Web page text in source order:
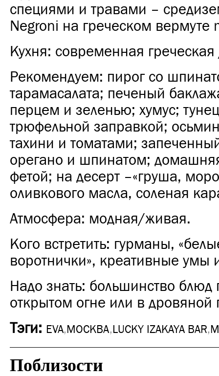
специями и травами –
Negroni на греческом вермуте
Кухня: современная
Рекомендуем: пирог со
тарамасалата; печеный
перцем и зеленью; хумус;
трюфельной заправкой;
тахини и томатами;
орегано и шпинатом;
фетой; на десерт –«груша,
оливкового масла, соленая
Атмосфера: модная/живая.
Кого встретить: гурманы,
воротнички», креативные умы
Надо знать: большинство блюд
открытом огне или в дровяной
Тэги: EVA,МОСКВА,LUCKY IZAKAYA BAR,
Поблизости